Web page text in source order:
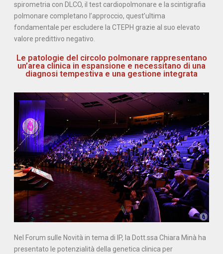
spirometria con DLCO, il test cardiopolmonare e la scintigrafia
polmonare completano l’approccio, quest’ultima
fondamentale per escludere la CTEPH grazie al suo elevato
valore predittivo negativo.
Le patologie del circolo polmonare rappresentano
un’area clinica in espansione e necessitano di una
diagnosi tempestiva e una gestione integrata
Nel Forum sulle Novità in tema di IP, la Dott.ssa Chiara Minà ha
presentato le potenzialità della genetica clinica per